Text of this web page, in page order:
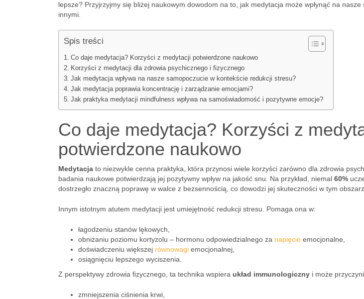
lepsze? Przyjrzyjmy się bliżej naukowym dowodom na to, jak medytacja może wpłynąć na
innymi.
Spis treści
Co daje medytacja? Korzyści z medytacji potwierdzone naukowo
Korzyści z medytacji dla zdrowia psychicznego i fizycznego
Jak medytacja wpływa na nasze samopoczucie w kontekście redukcji stresu?
Jak medytacja poprawia koncentrację i zarządzanie emocjami?
Jak praktyka medytacji mindfulness wpływa na samoświadomość i pozytywne emocje?
Co daje medytacja? Korzyści z
potwierdzone naukowo
Medytacja to niezwykle cenna praktyka, która przynosi wiele korzyści zarówno dla zdrowia
badania naukowe potwierdzają jej pozytywny wpływ na jakość snu. Na przykład, niemal 60%
dostrzegło znaczną poprawę w walce z bezsennością, co dowodzi jej skuteczności w tym
Innym istotnym atutem medytacji jest umiejętność redukcji stresu. Pomaga ona w:
łagodzeniu stanów lękowych,
obniżaniu poziomu kortyzolu – hormonu odpowiedzialnego za napięcie emocjonalne,
doświadczeniu większej równowagi emocjonalnej,
osiągnięciu lepszego wyciszenia.
Z perspektywy zdrowia fizycznego, ta technika wspiera układ immunologiczny i może
zmniejszenia ciśnienia krwi,